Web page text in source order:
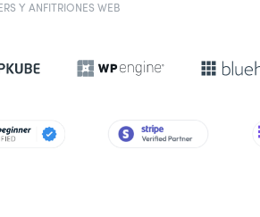
Y ANFITRIONES WEB